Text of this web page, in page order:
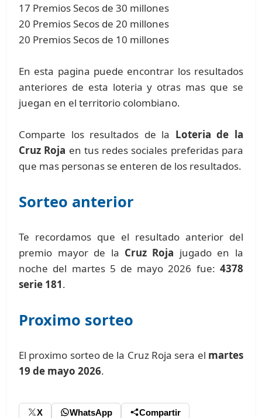
17 Premios Secos de 30 millones
20 Premios Secos de 20 millones
20 Premios Secos de 10 millones
En esta pagina puede encontrar los resultados
anteriores de esta loteria y otras mas que se
juegan en el territorio colombiano.
Comparte los resultados de la Loteria de la
Cruz Roja en tus redes sociales preferidas para
que mas personas se enteren de los resultados.
Sorteo anterior
Te recordamos que el resultado anterior del
premio mayor de la Cruz Roja jugado en la
noche del martes 5 de mayo 2026 fue: 4378
serie 181.
Proximo sorteo
El proximo sorteo de la Cruz Roja sera el martes
19 de mayo 2026.
X WhatsApp Compartir